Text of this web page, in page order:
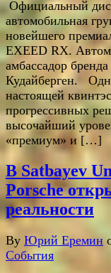
Официальный
автомобильная
новейшего
EXEED RX.
амбассадор
Кудайберген.
настоящей
прогрессивных
высочайший
«премиум» и […]
В Satbayev
Porsche
реальности
By Юрий Еремин
События